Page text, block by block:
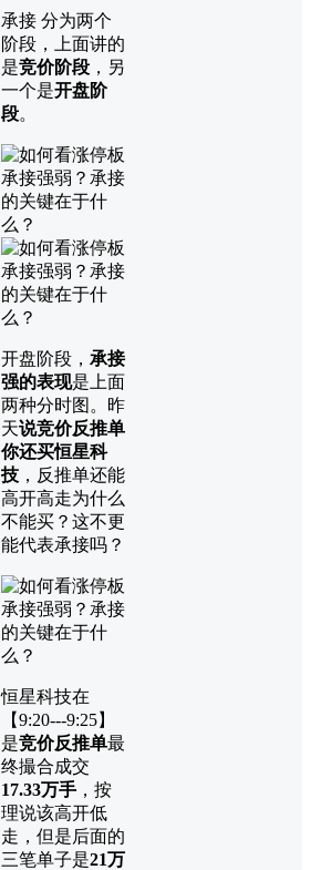
承接 分为两个
阶段，上面讲的
是竞价阶段 ，另
一个是开盘阶
段。
开盘阶段， 承接
强的表现是上面
两种分时图。昨
天说竞价反推单
你还买恒星科
技 ，反推单还能
高开高走为什么
不能买？这不更
能代表承接吗？
恒星科技在
【9:20---9:25】
是竞价反推单最
终撮合成交
17.33万手 ，按
理说该高开低
走，但是后面的
三笔单子是21万